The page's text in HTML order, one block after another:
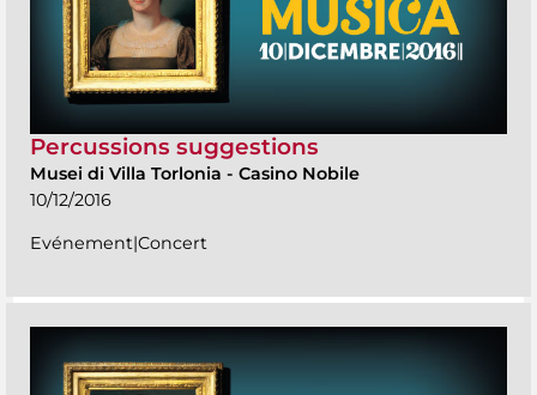
Percussions suggestions
Musei di Villa Torlonia - Casino Nobile
10/12/2016
Evénement|Concert